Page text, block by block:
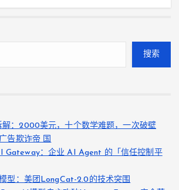
搜索
：2000美元，十个数学难题，一次破壁
告欺诈帝 国
Gateway：企业 AI Agent 的「信任控制平
型：美团LongCat-2.0的技术突围